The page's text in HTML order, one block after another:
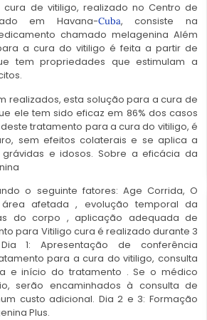
de vitiligo, realizado no Centro de
em Havana-Cuba, consiste na
chamado melagenina Além
a cura do vitiligo é feita a partir de
tem propriedades que estimulam a
realizados, esta solução para a cura de
ele tem sido eficaz em 86% dos casos
tratamento para a cura do vitiligo, é
sem efeitos colaterais e se aplica a
e idosos. Sobre a eficácia da
o seguinte fatores: Age Corrida, O
afetada , evolução temporal da
do corpo , aplicação adequada de
para Vitiligo cura é realizado durante 3
1: Apresentação de conferência
para a cura do vitiligo, consulta
e início do tratamento . Se o médico
serão encaminhados à consulta de
custo adicional. Dia 2 e 3: Formação
Plus.